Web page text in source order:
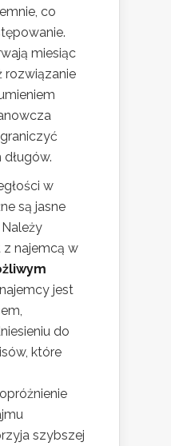
co
miesiąc
rozwiązanie
w
są jasne
Należy
najemcą w
jest
do
które
szybszej